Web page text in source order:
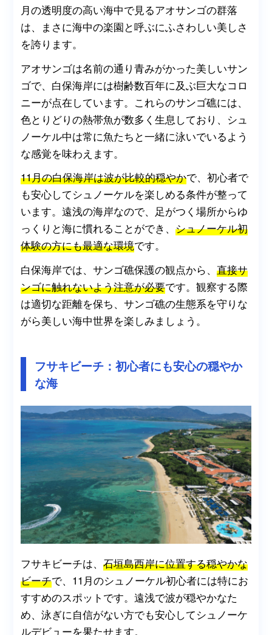
月の透明度の高い海中で見るアオサンゴの群落
は、まさに海中の楽園と呼ぶにふさわしい美しさ
を誇ります。
アオサンゴは名前の通り青みがかった美しいサン
ゴで、白保海岸には樹齢数百年に及ぶ巨大なコロ
ニーが点在しています。これらのサンゴ礁には、
色とりどりの熱帯魚が数多く生息しており、シュ
ノーケル中は常に魚たちと一緒に泳いでいるよう
な感覚を味わえます。
11月の白保海岸は波が比較的穏やかで、初心者で
も安心してシュノーケルを楽しめる条件が整って
います。遠浅の海岸なので、足がつく場所からゆ
っくりと海に慣れることができ、シュノーケル初
体験の方にも最適な環境です。
白保海岸では、サンゴ礁保護の観点から、直接サ
ンゴに触れないよう注意が必要です。観察する際
は適切な距離を保ち、サンゴ礁の生態系を守りな
がら美しい海中世界を楽しみましょう。
フサキビーチ：初心者にも安心の穏やか
な海
フサキビーチは、石垣島西岸に位置する穏やかな
ビーチで、11月のシュノーケル初心者には特にお
すすめのスポットです。遠浅で波が穏やかなた
め、泳ぎに自信がない方でも安心してシュノーケ
ルデビューを果たせます。